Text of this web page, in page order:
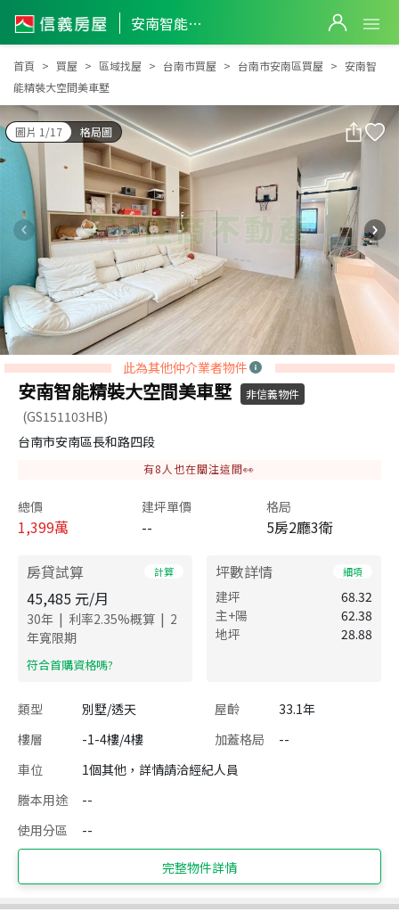
安南智能精裝大空間美車墅
安南智能精裝大空間美車墅
首頁 買屋 區域找屋 台南市買屋 台南市安南區買屋
安南智
能精裝大空間美車墅
圖片 1/17 格局圖
此為其他仲介業者物件
安南智能精裝大空間美車墅 非信義物件
(GS151103HB)
台南市安南區長和路四段
有8 人也在關注這間👀
總價
1,399萬
建坪單價
--
格局
5房2廳3衛
房貸試算 計算
45,485 元/月
30年 | 利率2.35%概算 | 2
年寬限期
​符合首購資格嗎?
坪數詳情 細項
建坪
68.32
主+陽
62.38
地坪
28.88
類型 別墅/透天 屋齡
33.1年
樓層
-1-4樓/4樓 加蓋格局
--
車位
1個其他，詳情請洽經紀人員
謄本用途
--
使用分區
--
完整物件詳情